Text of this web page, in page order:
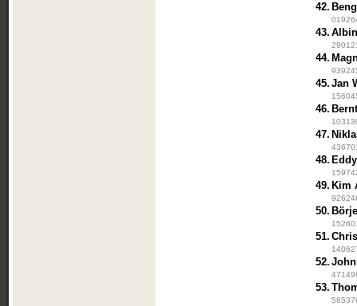
42.
43.
44.
45. Jan
46.
47.
48.
49. Kim
50.
51.
52.
53.